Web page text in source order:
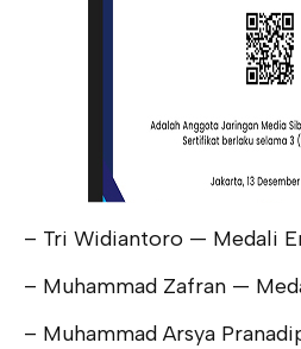
– Tri Widiantoro — Medali
– Muhammad Zafran —
– Muhammad Arsya